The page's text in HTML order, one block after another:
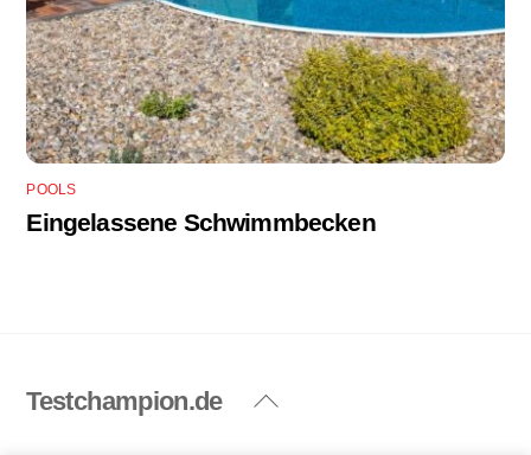
POOLS
Eingelassene Schwimmbecken
Back
Testchampion.de